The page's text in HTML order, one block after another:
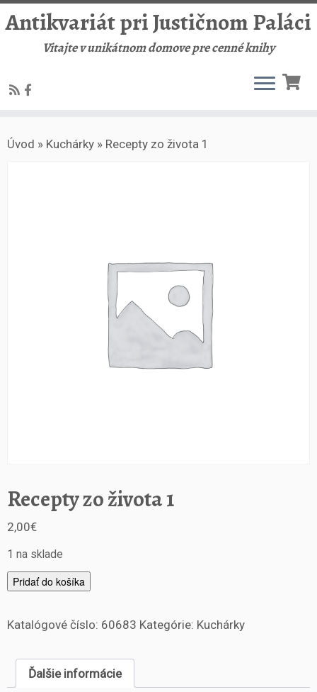
to
Antikvariát pri Justičnom Paláci
Vitajte v unikátnom domove pre cenné knihy
Úvod » Kuchárky » Recepty zo života 1
Recepty zo života 1
2,00€
1 na sklade
m
n
ž
o
Pridať do košíka
Katalógové číslo: 60683 Kategórie: Kuchárky
Ďalšie informácie